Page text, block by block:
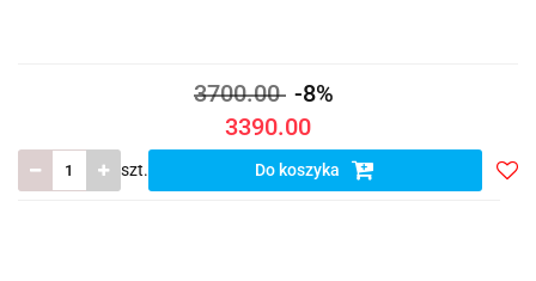
3700.00 -8%
3390.00
szt. Do koszyka